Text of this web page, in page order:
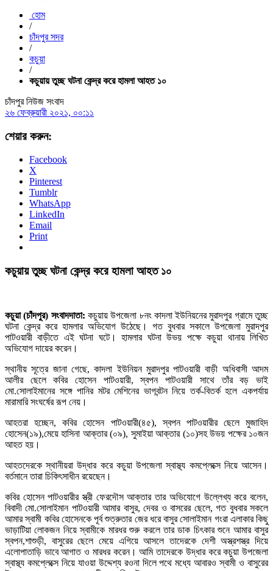
হোম
/
চাঁদপুর সদর
/
কচুয়া
/
কচুয়ায় তুচ্ছ ঘটনা কেন্দ্র করে হামলা আহত ১০
চাঁদপুর নিউজ সংবাদ
২৬ ফেব্রুয়ারী ২০২১, ০০:১১
শেয়ার করুন:
Facebook
X
Pinterest
Tumblr
WhatsApp
LinkedIn
Email
Print
কচুয়ায় তুচ্ছ ঘটনা কেন্দ্র করে হামলা আহত ১০
কচুয়া (চাঁদপুর) সংবাদদাতা: কচুয়ায় উপজেলা ৮নং কাদলা ইউনিয়নের মুরাদপুর গ্রামে তুচ্ছ
ঘটনা কেন্দ্র করে হামলার অভিযোগ উঠেছে। গত বুধবার সকালে উপজেলা মুরাদপুর
পাটওয়ারী বাড়ীতে এই ঘটনা ঘটে। হামলার ঘটনা উভয় পক্ষে কচুয়া থানায় লিখিত
অভিযোগ দায়ের করেন।
স্থানীয় সূত্রে জানা গেছে, কাদলা ইউনিয়ন মুরাদপুর পাটওয়ারী বাড়ী অধিবাসী আদম
আলীর ছেলে কবির হোসেন পাটওয়ারী, স্বপন পাটওয়ারী সাথে তাঁর বড় ভাই
মো.সোলাইমানের সঙ্গে পানির মটর মেশিনের ভাগবন্টন নিয়ে তর্ক-বিতর্ক হলে একপর্যায়
মারামারি সংঘর্ষের রূপ নেয়।
আহতরা হচ্ছেন, কবির হোসেন পাটওয়ারী(৪৫), স্বপন পাটওয়ারীর ছেলে মুজাহিদ
হোসেন(১৯),মেয়ে হাসিনা আক্তার (০৯), সুমাইয়া আক্তার (১০)সহ উভয় পক্ষের ১০জন
আহত হয়।
আহতদেরকে স্থানীয়রা উদ্ধার করে কচুয়া উপজেলা স্বাস্থ্য কমপ্লেক্সে নিয়ে আসেন।
বর্তমানে তারা চিকিৎসাধীন রয়েছেন।
কবির হোসেন পাটওয়ারীর স্ত্রী ফেরদৌস আক্তার তার অভিযোগে উল্লেখ্য করে বলেন,
বিবাদী মো.সোলাইমান পাটওয়ারী আমার বাসুর, দেবর ও বাসরের ছেলে, গত বুধবার সকলে
আমার স্বামী কবির হোসেনকে পূর্ব শুত্রুতার জের ধরে বাসুর সোলাইমান গংরা এলাকার কিছু
ভাড়াটিয়া লোকজন নিয়ে স্বামীকে মারধর শুরু করলে তার ডাক চিৎকার শুনে আমার বাসুর
স্বপন,শাশুড়ী, বাসুরের ছেলে মেয়ে এগিয়ে আসলে তাদেরকে দেশী অস্ত্রশস্ত্র দিয়ে
এলোপাতাড়ি ভাবে আগাত ও মারধর করেন। আমি তাদেরকে উদ্ধার করে কচুয়া উপজেলা
স্বাস্থ্য কমপ্লেক্সে নিয়ে যাওয়া উদ্দেশ্য রওনা দিলে পথে মধ্যে আবারও স্বামী ও বাসুরের